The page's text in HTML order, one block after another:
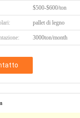
$500-$600/ton
pallet di legno
3000ton/month